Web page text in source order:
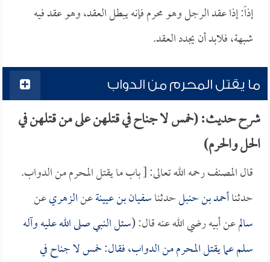
إذاً: إذا عقد الرجل وهو محرم فإنه يبطل العقد، وهو عقد فيه
شبهة، فلابد أن يجدد العقد.
ما يقتل المحرم من الدواب
شرح حديث: (خمس لا جناح في قتلهن على من قتلهن في
الحل والحرم)
قال المصنف رحمه الله تعالى: [ باب ما يقتل المحرم من الدواب.
حدثناأحمد بن حنبلحدثناسفيان بن عيينةعنالزهريعن
سالمعن أبيه رضي الله عنه قال: (سئل النبي صلى الله عليه وآله
سلم عما يقتل المحرم من الدواب، فقال: خمس لا جناح في